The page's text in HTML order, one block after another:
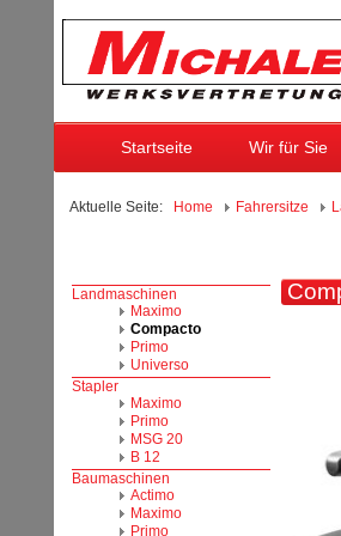
Startseite Wir für Sie
Aktuelle Seite: Home Fahrersitze